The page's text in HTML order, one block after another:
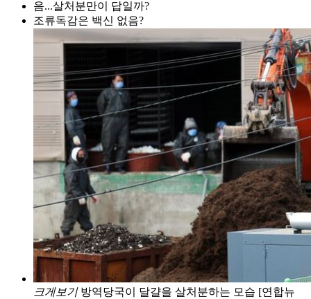
음...살처분만이 답일까?
조류독감은 백신 없음?
크게보기 방역당국이 달걀을 살처분하는 모습 [연합뉴